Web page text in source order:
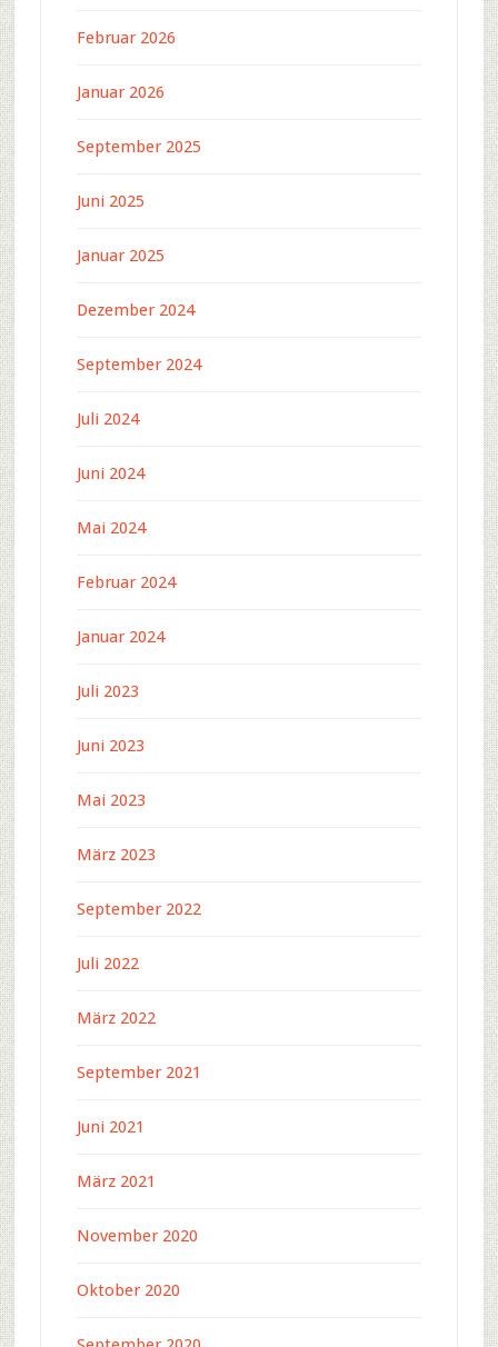
Februar 2026
Januar 2026
September 2025
Juni 2025
Januar 2025
Dezember 2024
September 2024
Juli 2024
Juni 2024
Mai 2024
Februar 2024
Januar 2024
Juli 2023
Juni 2023
Mai 2023
März 2023
September 2022
Juli 2022
März 2022
September 2021
Juni 2021
März 2021
November 2020
Oktober 2020